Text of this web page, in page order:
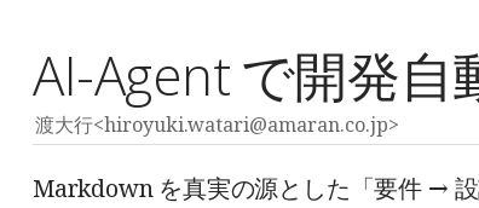
AI-Agent で開発
渡大行<hiroyuki.watari@amaran.co.jp>
Markdown を真実の源とした「要件 →